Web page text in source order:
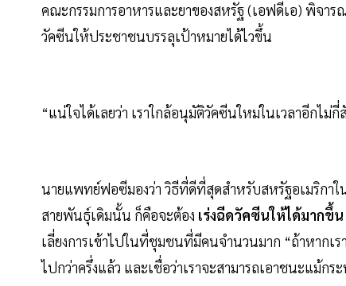
คณะกรรมการอาหารและยาของสหรัฐ (เอฟดีเอ) พิจา
วัคซีนให้ประชาชนบรรลุเป้าหมายได้ไวขึ้น
“แน่ใจได้เลยว่า เราใกล้อนุมัติวัคซีนใหม่ในเวลาอีกไม่
นายแพทย์ฟอซีมองว่า วิธีที่ดีที่สุดสำหรับสหรัฐอเมริกาใ
สายพันธุ์เดิมนั้น ก็คือจะต้อง เร่งฉีดวัคซีนให้ได้มากขึ้น
เลี่ยงการเข้าไปในที่ชุมชนที่มีคนจำนวนมาก “ถ้าหาก
ไปกว่าครึ่งแล้ว และเชื่อว่าเราจะสามารถเอาชนะแม้กร